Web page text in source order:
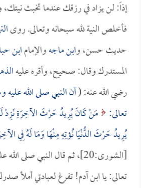
إذاً: لن يزاد في رزقك عندما تخبث
فأخلص النية لله سبحانه وتعالى. روى
حديث حسن، وابن ماجهوالإمامابن
المستدرك وقال: صحيح، وأقره عليه
رضي الله عنه: (أن النبي صلى الله عليه
تعالى: مَنْ كَانَ يُرِيدُ حَرْثَ الآخِرَةِ نَزِدْ
يُرِيدُ حَرْثَ الدُّنْيَا نُؤتِهِ مِنْهَا وَمَا لَهُ فِي
[الشورى:20]، ثم قال النبي صلى
تعالى: يا ابن آدم! تفرغ لعبادتي أملأ